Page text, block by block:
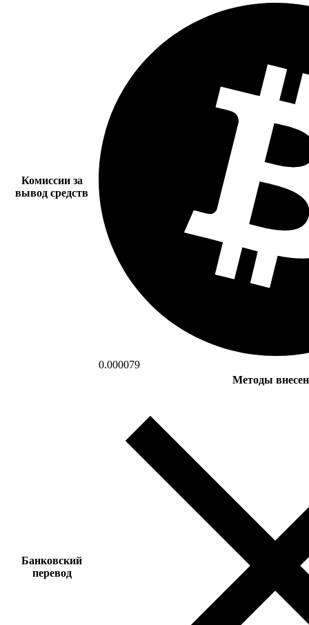
Комиссии за
вывод средств
0.000079
Методы
Банковский
перевод